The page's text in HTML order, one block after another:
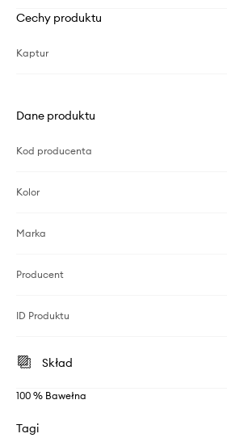
Cechy produktu
Kaptur
Dane produktu
Kod producenta
Kolor
Marka
Producent
ID Produktu
Skład
100 % Bawełna
Tagi